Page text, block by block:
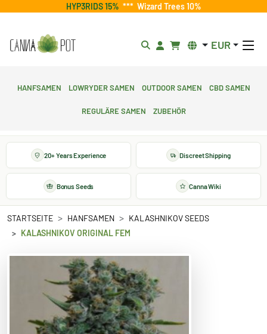
HYP3RIDS 15% *** Wizard Trees 10%
EUR
Hanfsamen Lowryder Samen Outdoor Samen CBD Samen
Reguläre Samen Zubehör
20+ Years Experience Discreet Shipping
Bonus Seeds Canna Wiki
STARTSEITE HANFSAMEN
KALASHNIKOV SEEDS
KALASHNIKOV ORIGINAL FEM